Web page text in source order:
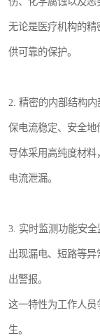
无论是医疗机构的
供可靠的保护。
2. 精密的内部结构
保电流稳定、安全地
导体采用高纯度材
电流泄漏。
3. 实时监测功能安
出现漏电、短路等
出警报。
这一特性为工作人
生。